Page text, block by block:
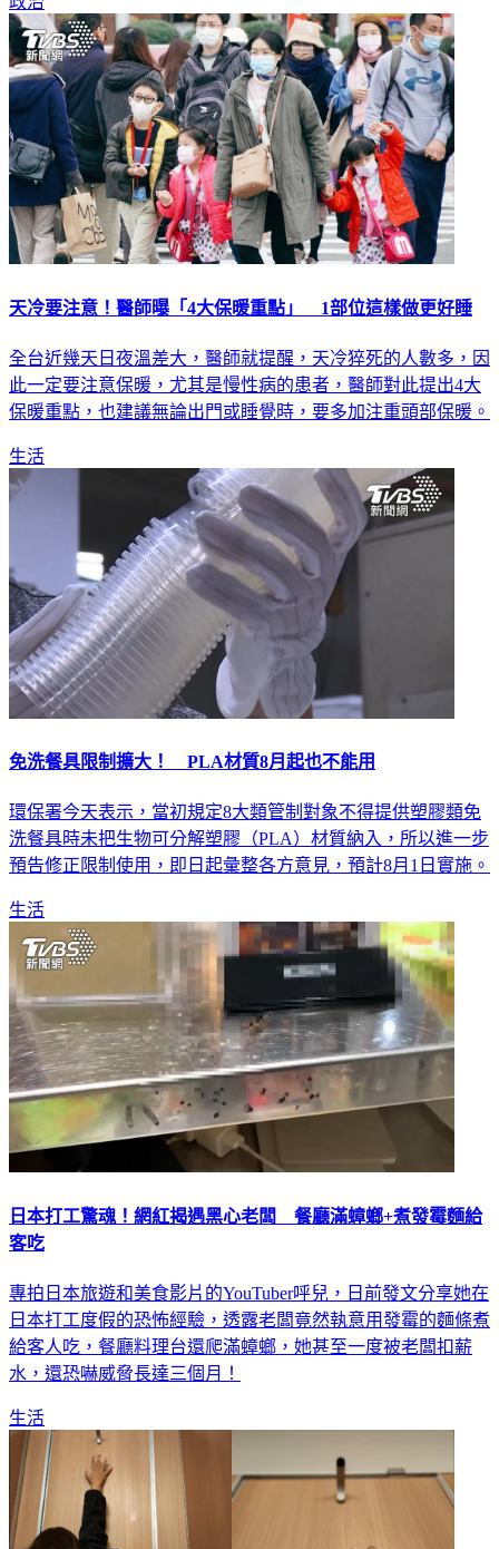
天冷要注意！醫師曝「4大保暖重點」 1部位這樣做更好睡
全台近幾天日夜溫差大，醫師就提醒，天冷猝死的人數多，因
此一定要注意保暖，尤其是慢性病的患者，醫師對此提出4大
保暖重點，也建議無論出門或睡覺時，要多加注重頭部保暖。
生活
免洗餐具限制擴大！ PLA材質8月起也不能用
環保署今天表示，當初規定8大類管制對象不得提供塑膠類免
洗餐具時未把生物可分解塑膠（PLA）材質納入，所以進一步
預告修正限制使用，即日起彙整各方意見，預計8月1日實施。
生活
日本打工驚魂！網紅揭遇黑心老闆 餐廳滿蟑螂+煮發霉麵給
客吃
專拍日本旅遊和美食影片的YouTuber呼兒，日前發文分享她在
日本打工度假的恐怖經驗，透露老闆竟然執意用發霉的麵條煮
給客人吃，餐廳料理台還爬滿蟑螂，她甚至一度被老闆扣薪
水，還恐嚇威脅長達三個月！
生活